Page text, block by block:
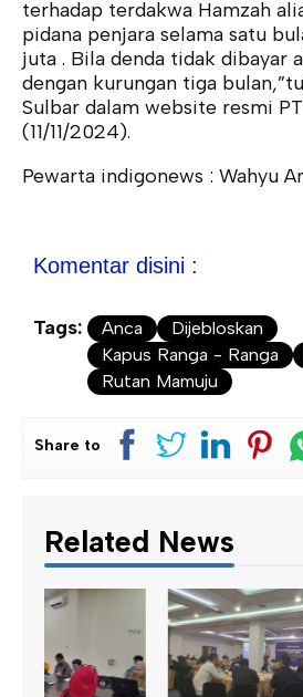
terhadap terdakwa Hamzah
pidana penjara selama satu
juta . Bila denda tidak dibayar
dengan kurungan tiga
Sulbar dalam website resmi
(11/11/2024).
Pewarta indigonews : Wahyu
Komentar disini :
Tags: Anca
Dijebloskan
Kapus Ranga - Ranga
Rutan Mamuju
Share to
Related News